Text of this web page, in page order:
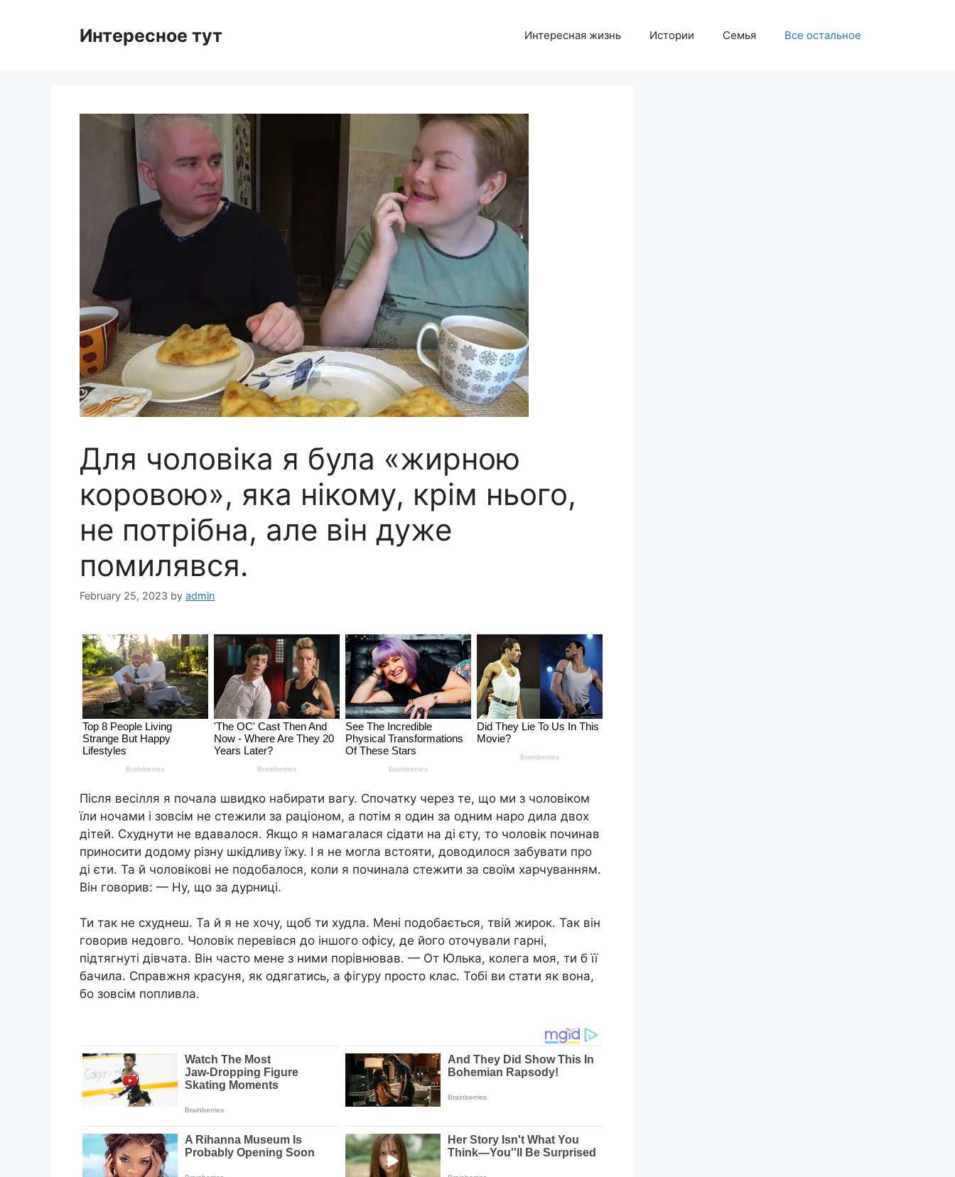
Интересное тут Интересная жизнь Истории Семья Все остальное
Для чоловіка я була «жирною
коровою», яка нікому, крім нього,
не потрібна, але він дуже
помилявся.
February 25, 2023 by admin
Після весілля я почала швидко набирати вагу. Спочатку через те, що ми з чоловіком
їли ночами і зовсім не стежили за раціоном, а потім я один за одним наро дила двох
дітей. Схуднути не вдавалося. Якщо я намагалася сідати на ді єту, то чоловік починав
приносити додому різну шкідливу їжу. І я не могла встояти, доводилося забувати про
ді єти. Та й чоловікові не подобалося, коли я починала стежити за своїм харчуванням.
Він говорив: — Ну, що за дурниці.
Ти так не схуднеш. Та й я не хочу, щоб ти худла. Мені подобається, твій жирок. Так він
говорив недовго. Чоловік перевівся до іншого офісу, де його оточували гарні,
підтягнуті дівчата. Він часто мене з ними порівнював. — От Юлька, колега моя, ти б її
бачила. Справжня красуня, як одягатись, а фігуру просто клас. Тобі ви стати як вона,
бо зовсім попливла.